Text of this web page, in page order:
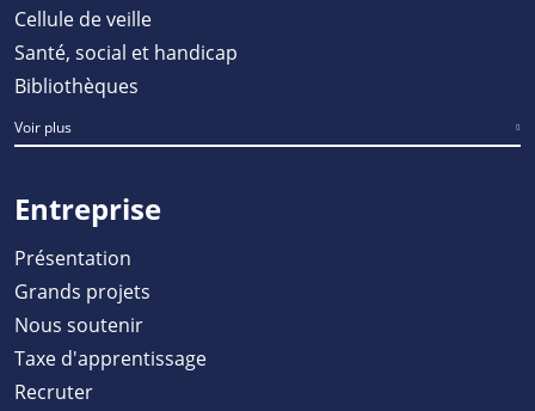
Cellule de veille
Santé, social et handicap
Bibliothèques
Voir plus
Entreprise
Présentation
Grands projets
Nous soutenir
Taxe d'apprentissage
Recruter